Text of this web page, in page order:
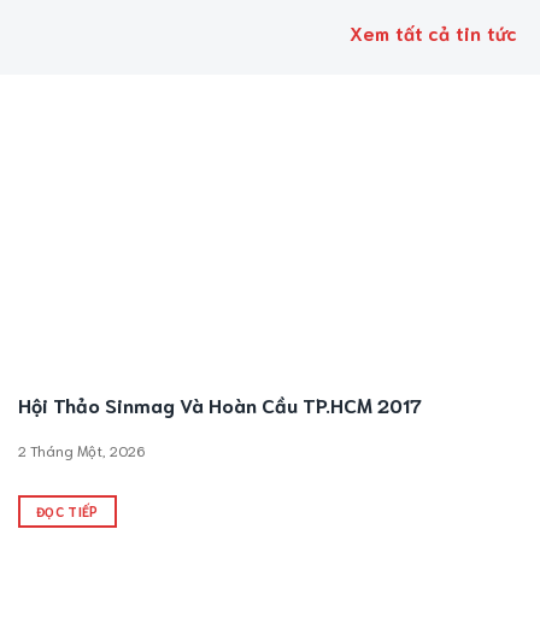
Xem tất cả tin tức
Hội Thảo Sinmag Và Hoàn Cầu TP.HCM 2017
2 Tháng Một, 2026
ĐỌC TIẾP